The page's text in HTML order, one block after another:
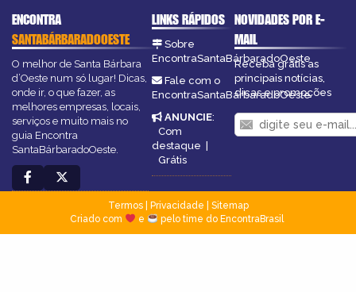
ENCONTRA
SANTABÁRBARADOOESTE
O melhor de Santa Bárbara
d’Oeste num só lugar! Dicas,
onde ir, o que fazer, as
melhores empresas, locais,
serviços e muito mais no
guia Encontra
SantaBárbaradoOeste.
LINKS RÁPIDOS
Sobre
EncontraSantaBárbaradoOeste
Fale com o
EncontraSantaBárbaradoOeste
ANUNCIE:
Com
destaque |
Grátis
NOVIDADES POR E-
MAIL
Receba grátis as
principais notícias,
dicas e promoções
Termos| Privacidade
Sitemap
Criado com
e pelo time do EncontraBrasil